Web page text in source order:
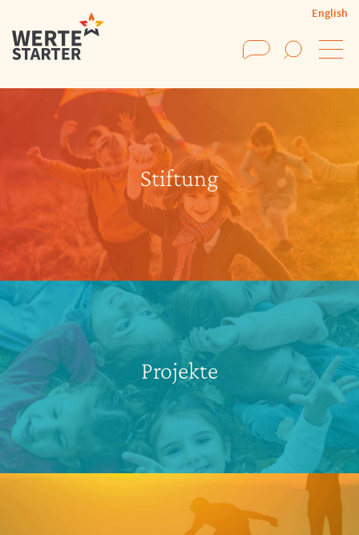
English
Suchen
Stiftung
Projekte